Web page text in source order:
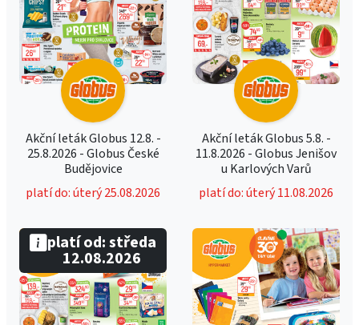
Akční leták Globus 12.8. -
25.8.2026 - Globus České
Budějovice
platí do: úterý 25.08.2026
Akční leták Globus 5.8. -
11.8.2026 - Globus Jenišov
u Karlových Varů
platí do: úterý 11.08.2026
platí od: středa
12.08.2026